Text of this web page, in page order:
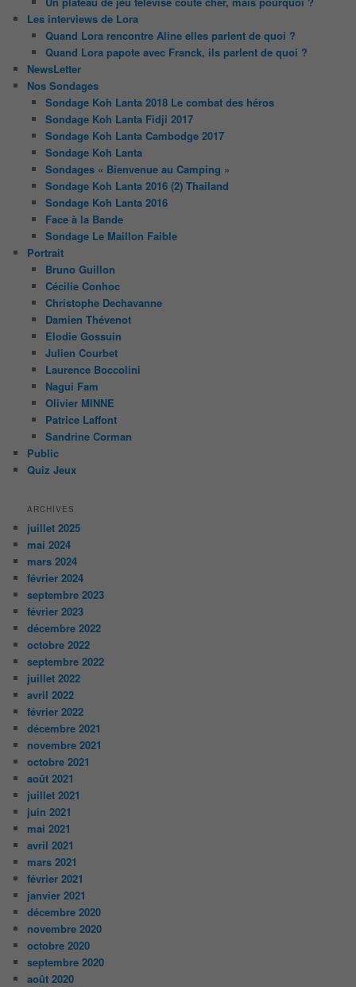
Les interviews de Lora
Quand Lora rencontre Aline elles parlent de quoi ?
Quand Lora papote avec Franck, ils parlent de quoi ?
NewsLetter
Nos Sondages
Sondage Koh Lanta 2018 Le combat des héros
Sondage Koh Lanta Fidji 2017
Sondage Koh Lanta Cambodge 2017
Sondage Koh Lanta
Sondages « Bienvenue au Camping »
Sondage Koh Lanta 2016 (2) Thailand
Sondage Koh Lanta 2016
Face à la Bande
Sondage Le Maillon Faible
Portrait
Bruno Guillon
Cécilie Conhoc
Christophe Dechavanne
Damien Thévenot
Elodie Gossuin
Julien Courbet
Laurence Boccolini
Nagui Fam
Olivier MINNE
Patrice Laffont
Sandrine Corman
Public
Quiz Jeux
ARCHIVES
juillet 2025
mai 2024
mars 2024
février 2024
septembre 2023
février 2023
décembre 2022
octobre 2022
septembre 2022
juillet 2022
avril 2022
février 2022
décembre 2021
novembre 2021
octobre 2021
août 2021
juillet 2021
juin 2021
mai 2021
avril 2021
mars 2021
février 2021
janvier 2021
décembre 2020
novembre 2020
octobre 2020
septembre 2020
août 2020